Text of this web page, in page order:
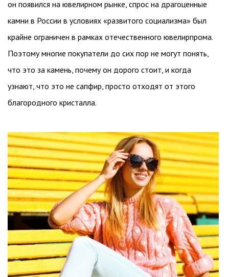
он появился на ювелирном рынке, спрос на драгоценные
камни в России в условиях «развитого социализма» был
крайне ограничен в рамках отечественного ювелирпрома.
Поэтому многие покупатели до сих пор не могут понять,
что это за камень, почему он дорого стоит, и когда
узнают, что это не сапфир, просто отходят от этого
благородного кристалла.